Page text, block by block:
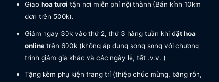
Giao hoa tươi tận nơi miễn phí nội thành (Bán kính 10km
đơn trên 500k).
Giảm ngay 30k vào thứ 2, thứ 3 hàng tuần khi đặt hoa
onlinetrên 600k (không áp dụng song song với chương
trình giảm giá khác và các ngày lễ, tết .v.v. )
Tặng kèm phụ kiện trang trí (thiệp chúc mừng, băng rôn,